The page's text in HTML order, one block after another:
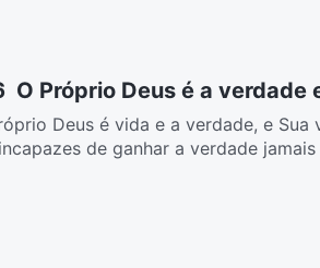
O Próprio Deus é a verdade
Deus é vida e a verdade, e
de ganhar a verdade